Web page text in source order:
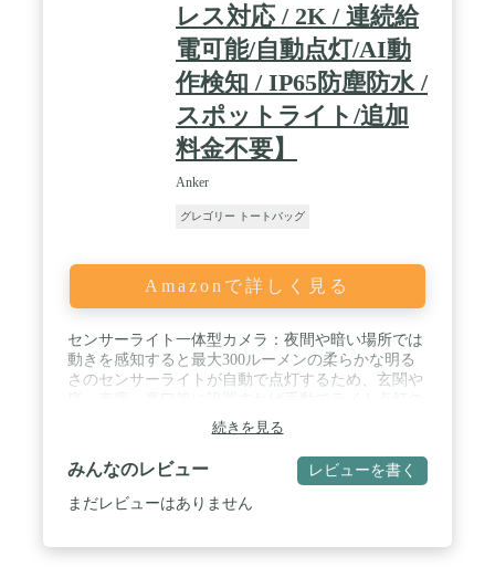
レス対応 / 2K / 連続給
電可能/自動点灯/AI動
作検知 / IP65防塵防水 /
スポットライト/追加
料金不要】
Anker
グレゴリー トートバッグ
Amazonで詳しく見る
センサーライト一体型カメラ：夜間や暗い場所では
動きを感知すると最大300ルーメンの柔らかな明る
さのセンサーライトが自動で点灯するため、玄関や
手間が省けるだけでなく防犯にも最適です。 / 防
犯・見守りに最適：動作検知時のアプリ通知を設定
すれば離れた場所からでも家族の出入りや宅配物の
置き配の到着が確認でき、家族の安全の見守りか
ら、防犯対策、便利な自動のライト点灯までをこれ
続きを見る
みんなのレビュー レビューを書く
まだレビューはありません